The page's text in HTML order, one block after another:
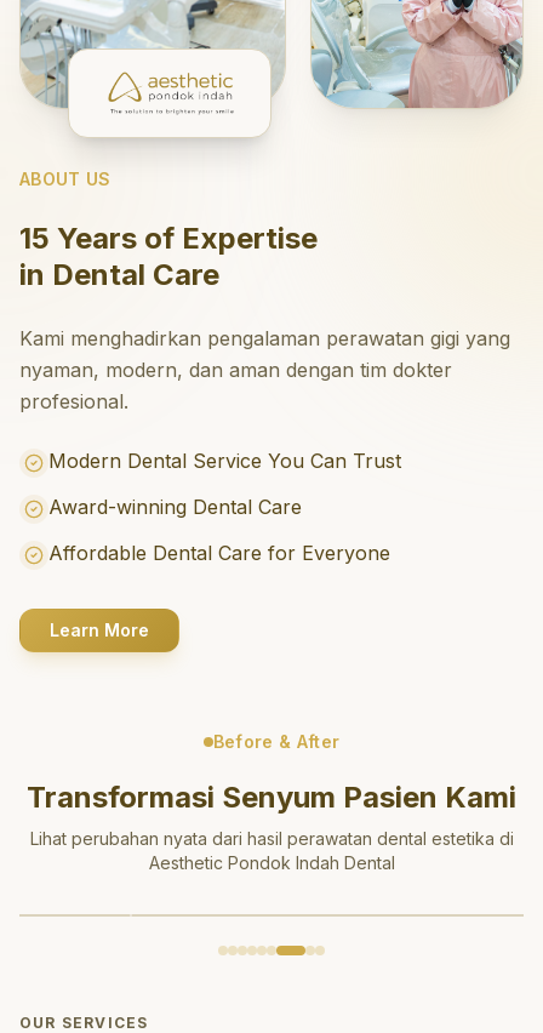
ABOUT US
15 Years of Expertise
in Dental Care
Kami menghadirkan pengalaman perawatan gigi yang
nyaman, modern, dan aman dengan tim dokter
profesional.
Modern Dental Service You Can Trust
Award-winning Dental Care
Affordable Dental Care for Everyone
Learn More
Before & After
Transformasi Senyum Pasien Kami
Lihat perubahan nyata dari hasil perawatan dental estetika di
Aesthetic Pondok Indah Dental
OUR SERVICES